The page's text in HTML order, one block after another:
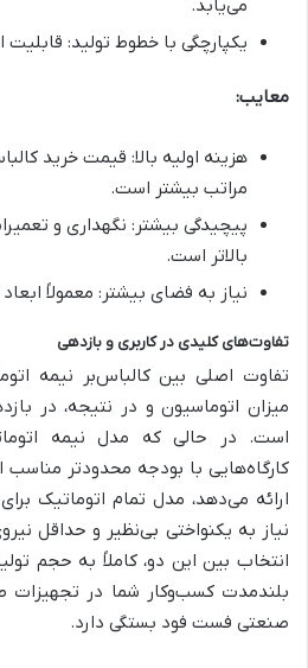
می‌یابد.
یکپارچگی با خطوط تولید: قابلیت
معایب:
هزینه اولیه بالا: قیمت خرید
مراتب بیشتر است.
پیچیدگی بیشتر: نگهداری و
بالاتر است.
نیاز به فضای بیشتر: معمولاً
تفاوت‌های کلیدی در کاربری و بازدهی
تفاوت اصلی بین کالباس‌بر نیمه
میزان اتوماسیون و در نتیجه، در
است. در حالی که مدل نیمه
کارگاه‌هایی با بودجه محدودتر
ارائه می‌دهد، مدل تمام اتوماتیک
نیاز به یکنواختی بی‌نظیر و حداقل
انتخاب بین این دو، کاملاً به حجم
بلندمدت کسب‌وکار شما در تجهیزات
صنعتی فست فود بستگی دارد.